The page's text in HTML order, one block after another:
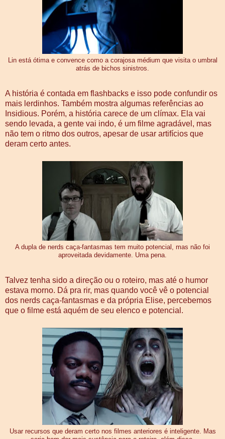
Lin está ótima e convence como a corajosa médium que visita o umbral
atrás de bichos sinistros.
A história é contada em flashbacks e isso pode confundir os
mais lerdinhos. Também mostra algumas referências ao
Insidious. Porém, a história carece de um clímax. Ela vai
sendo levada, a gente vai indo, é um filme agradável, mas
não tem o ritmo dos outros, apesar de usar artifícios que
deram certo antes.
A dupla de nerds caça-fantasmas tem muito potencial, mas não foi
aproveitada devidamente. Uma pena.
Talvez tenha sido a direção ou o roteiro, mas até o humor
estava morno. Dá pra rir, mas quando você vê o potencial
dos nerds caça-fantasmas e da própria Elise, percebemos
que o filme está aquém de seu elenco e potencial.
Usar recursos que deram certo nos filmes anteriores é inteligente. Mas